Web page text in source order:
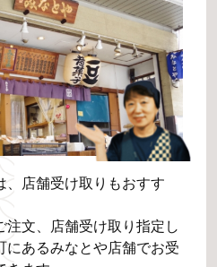
、店舗受け取りもおすす
注文、店舗受け取り指定し
にあるみなとや店舗でお受